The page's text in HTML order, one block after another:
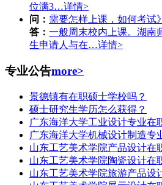
位满3…详情>
问： 需要怎样上课，如何考试
答： 一般周末校内上课。湖南
生申请人与在…详情>
专业公告more>
景德镇有在职硕士学校吗？
硕士研究生学历怎么获得？
广东海洋大学工业设计专业在
广东海洋大学机械设计制造专
山东工艺美术学院产品设计在
山东工艺美术学院陶瓷设计在
山东工艺美术学院旅游产品设